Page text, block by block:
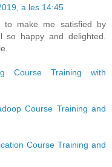
a les 14:45
make me satisfied by
so happy and delighted.
Course Training with
Course Training and
Course Training and